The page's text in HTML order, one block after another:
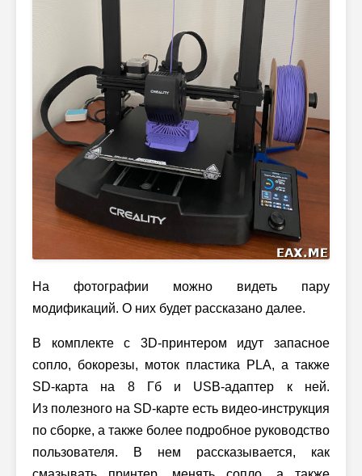
На фотографии можно видеть пару
модификаций. О них будет рассказано далее.
В комплекте c 3D-принтером идут запасное
сопло, бокорезы, моток пластика PLA, а также
SD-карта на 8 Гб и USB-адаптер к ней.
Из полезного на SD-карте есть видео-инструкция
по сборке, а также более подробное руководство
пользователя. В нем рассказывается, как